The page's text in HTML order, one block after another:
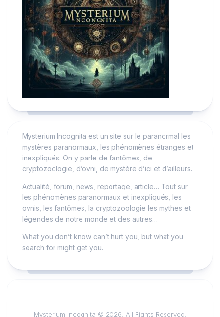
Mysterium Incognita est un site sur le paranormal les
mystères paranormaux, les phénomènes étranges et
inexpliqués. On y parle de fantômes, de
cryptozoologie, d’ovni, de mystère d’ici et d’ailleurs.
Actualité, forum, news, reportage, article… Tout sur
les phénomènes paranormaux et inexpliqués, les
ovnis, les fantômes, la cryptozoologie les mythes et
légendes de notre monde et des autres…
What you don’t know can’t hurt you, but what you
search for might get you.
Mysterium Incognita © 2026. All Rights Reserved.